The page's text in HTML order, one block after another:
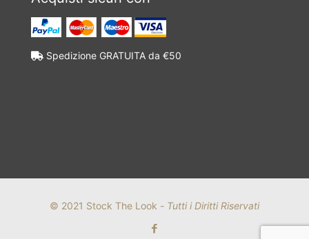
Spedizione GRATUITA da €50
© 2021 Stock The Look - Tutti i Diritti Riservati